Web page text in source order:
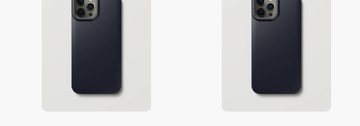
Alle telefonmodeller